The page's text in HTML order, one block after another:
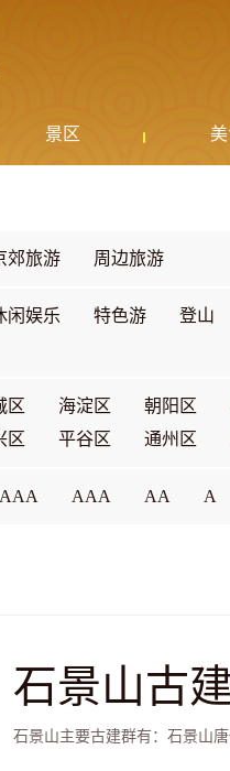
景区
郊旅游 周边旅游
闲娱乐 特色游 登山
区 海淀区 朝阳区
区 平谷区 通州区
AAA AA A
石景山古
石景山主要古建群有：石景山